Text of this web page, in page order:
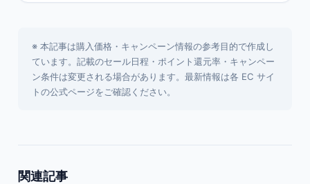
※ 本記事は購入価格・キャンペーン情報の参考目的で作成し
ています。記載のセール日程・ポイント還元率・キャンペー
ン条件は変更される場合があります。最新情報は各 EC サイ
トの公式ページをご確認ください。
関連記事